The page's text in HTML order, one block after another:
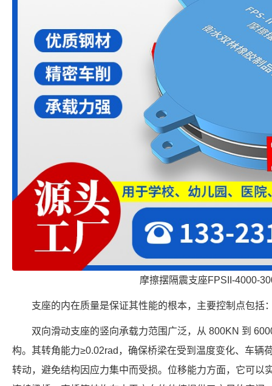
摩擦摆隔震支座FPSII-4000-
支座的内在质量是保证其性能的根本，主要控制点包括
双向滑动支座的竖向承载力范围广泛，从 800KN 到
构。其转角能力≥0.02rad，确保桥梁在受到温度变化、车辆
转动，避免结构因应力集中而受损。位移能力方面，它可以